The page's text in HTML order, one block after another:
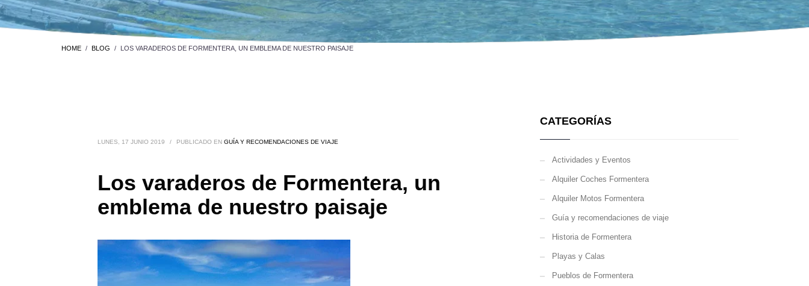
HOME BLOG LOS VARADEROS DE FORMENTERA, UN EMBLEMA DE NUESTRO PAISAJE
LUNES, 17 JUNIO 2019 / PUBLICADO EN GUÍA Y RECOMENDACIONES DE VIAJE
Los varaderos de Formentera, un
emblema de nuestro paisaje
CATEGORÍAS
Actividades y Eventos
Alquiler Coches Formentera
Alquiler Motos Formentera
Guía y recomendaciones de viaje
Historia de Formentera
Playas y Calas
Pueblos de Formentera